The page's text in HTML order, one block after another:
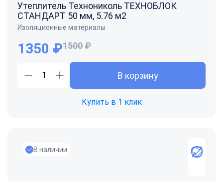
Утеплитель Технониколь ТЕХНОБЛОК
СТАНДАРТ 50 мм, 5.76 м2
Изоляционные материалы
1350 ₽1500 ₽
В корзину
Купить в 1 клик
В наличии